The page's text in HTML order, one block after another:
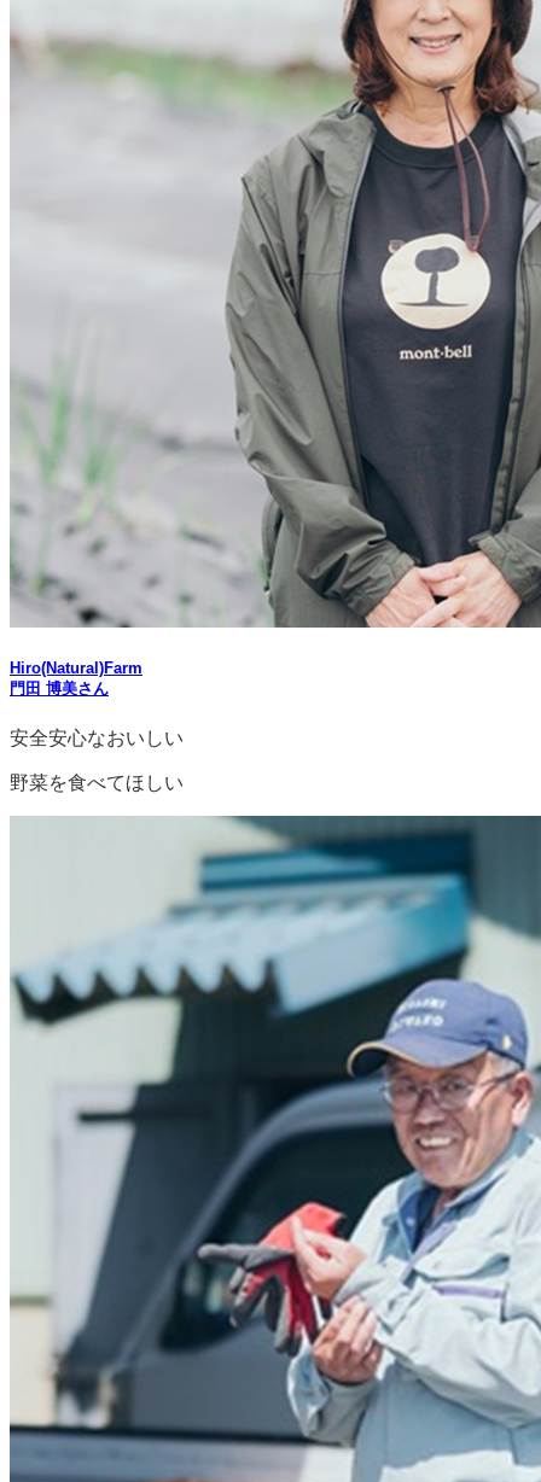
Hiro(Natural)Farm
門田 博美さん
安全安心なおいしい
野菜を食べてほしい